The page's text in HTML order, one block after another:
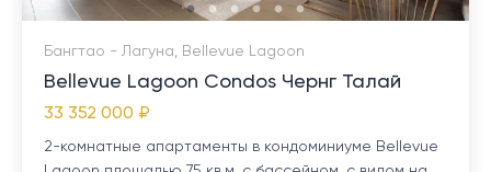
Бангтао - Лагуна, Bellevue Lagoon
Bellevue Lagoon Condos Чернг Талай
33 352 000 ₽
2-комнатные апартаменты в кондоминиуме Bellevue